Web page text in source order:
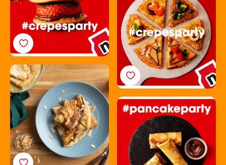
Vanille pannenkoeken
met Nutella®, appel en
amandel
Pannenkoekloempia’s